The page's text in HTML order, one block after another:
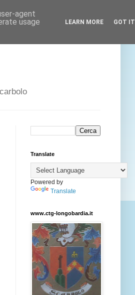
Translate
Powered by
Translate
www.ctg-longobardia.it
agent
usage
LEARN MORE GOT IT